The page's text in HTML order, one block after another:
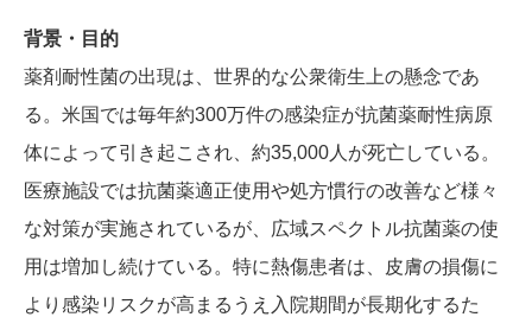
背景・目的
薬剤耐性菌の出現は、世界的な公衆衛生上の懸念であ
る。米国では毎年約300万件の感染症が抗菌薬耐性病原
体によって引き起こされ、約35,000人が死亡している。
医療施設では抗菌薬適正使用や処方慣行の改善など様々
な対策が実施されているが、広域スペクトル抗菌薬の使
用は増加し続けている。特に熱傷患者は、皮膚の損傷に
より感染リスクが高まるうえ入院期間が長期化するた